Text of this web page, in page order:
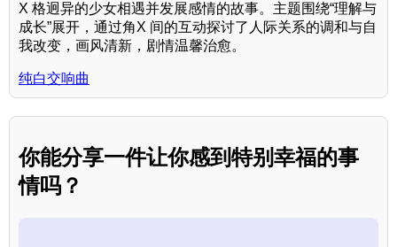
X 格迥异的少女相遇并发展感情的故事。主题围绕“理解与
成长”展开，通过角X 间的互动探讨了人际关系的调和与自
我改变，画风清新，剧情温馨治愈。
纯白交响曲
你能分享一件让你感到特别幸福的事
情吗？